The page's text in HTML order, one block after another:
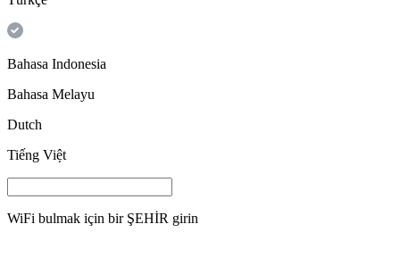
Bahasa Indonesia
Bahasa Melayu
Dutch
Tiếng Việt
WiFi bulmak için bir ŞEHİR girin